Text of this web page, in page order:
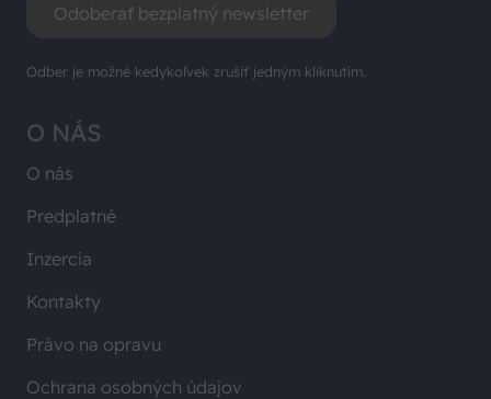
O NÁS
O nás
Predplatné
Inzercia
Kontakty
Právo na opravu
Ochrana osobných údajov
Odoberať bezplatný newsletter
Odber je možné kedykoľvek zrušiť jedným kliknutím.